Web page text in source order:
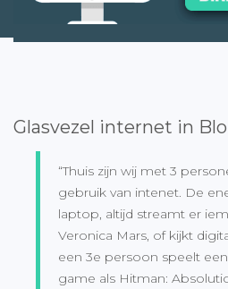
Glasvezel internet in
“Thuis zijn wij met 3
gebruik van intenet. De
laptop, altijd streamt er
Veronica Mars, of kijkt
een 3e persoon speelt
game als Hitman: